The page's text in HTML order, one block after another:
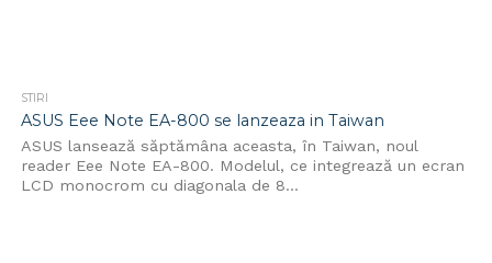
STIRI
ASUS Eee Note EA-800 se lanzeaza in Taiwan
ASUS lansează săptămâna aceasta, în Taiwan, noul
reader Eee Note EA-800. Modelul, ce integrează un ecran
LCD monocrom cu diagonala de 8...